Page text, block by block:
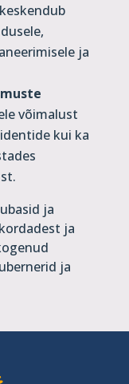
ja
võimalust
kui ka
ja
ja
ja